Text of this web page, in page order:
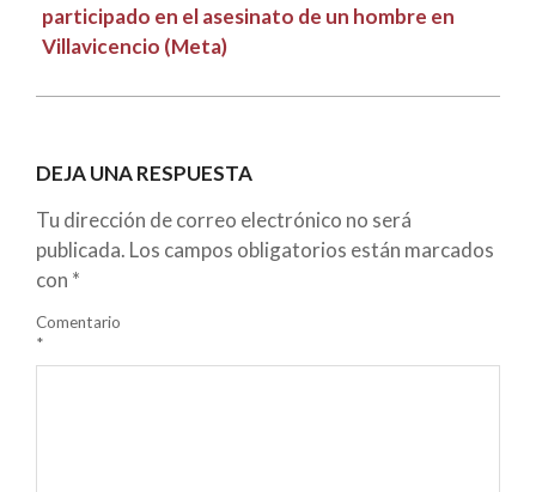
participado en el asesinato de un hombre en
Villavicencio (Meta)
DEJA UNA RESPUESTA
Tu dirección de correo electrónico no será
publicada. Los campos obligatorios están marcados
con *
Comentario
*